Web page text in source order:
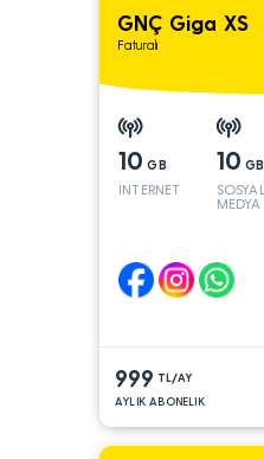
GNÇ Giga XS
Faturalı
10 GB
İNTERNET
10 GB
SOSYAL
MEDYA
999 TL/AY
AYLIK ABONELIK